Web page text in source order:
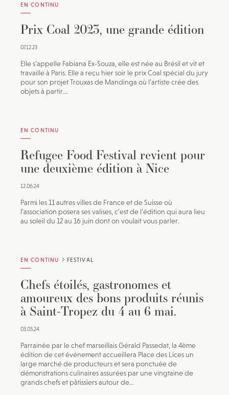
EN CONTINU
Prix Coal 2023, une grande édition
07.12.23
Elle s’appelle Fabiana Ex-Souza, elle est née au Brésil et vit et
travaille à Paris. Elle a reçu hier soir le prix Coal spécial du jury
pour son projet Trouxas de Mandinga où l’artiste crée des
objets à partir...
EN CONTINU
Refugee Food Festival revient pour
une deuxième édition à Nice
12.06.24
Parmi les 11 autres villes de France et de Suisse où
l’association posera ses valises, c’est de l’édition qui aura lieu
au soleil du 12 au 16 juin dont on voulait vous parler.
EN CONTINU FESTIVAL
Chefs étoilés, gastronomes et
amoureux des bons produits réunis
à Saint-Tropez du 4 au 6 mai.
03.05.24
Parrainée par le chef marseillais Gérald Passedat, la 4ème
édition de cet événement accueillera Place des Lices un
large marché de producteurs et sera ponctuée de
démonstrations culinaires assurées par une vingtaine de
grands chefs et pâtissiers autour de...